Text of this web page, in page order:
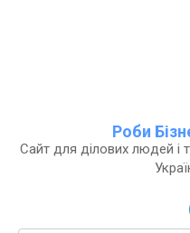
Роби
Сайт для ділових людей і